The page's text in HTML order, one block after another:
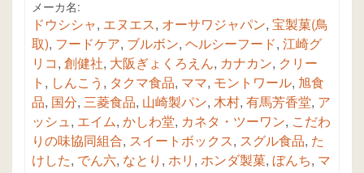
メーカ名:
ドウシシャ, エヌエス, オーサワジャパン, 宝製菓(鳥
取), フードケア, ブルボン, ヘルシーフード, 江崎グ
リコ, 創健社, 大阪ぎょくろえん, カナカン, クリー
ト , しんこう , タクマ食品, ママ, モントワール, 旭食
品, 国分, 三菱食品, 山崎製パン, 木村, 有馬芳香堂, ア
ッシュ, エイム, かしわ堂, カネタ・ツーワン, こだわ
りの味協同組合, スイートボックス, スグル食品, た
けした, でん六, なとり , ホリ , ホンダ製菓, ぼんち, マ